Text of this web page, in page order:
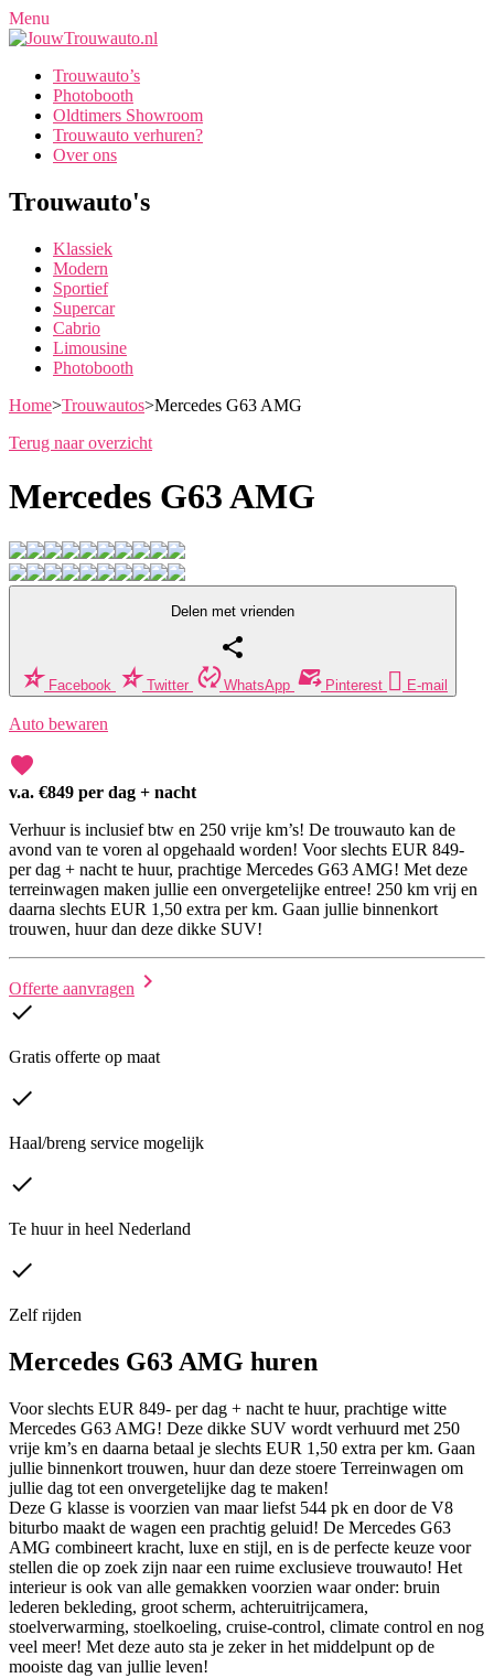
Menu
Trouwauto’s
Photobooth
Oldtimers Showroom
Trouwauto verhuren?
Over ons
Trouwauto's
Klassiek
Modern
Sportief
Supercar
Cabrio
Limousine
Photobooth
Home>Trouwautos>Mercedes G63 AMG
Terug naar overzicht
Mercedes G63 AMG
Delen met vrienden
share
 Facebook  Twitter  WhatsApp Pinterest  E-mail
Auto bewaren
favorite
v.a. €849 per dag + nacht
Verhuur is inclusief btw en 250 vrije km’s! De trouwauto kan de
avond van te voren al opgehaald worden! Voor slechts EUR 849-
per dag + nacht te huur, prachtige Mercedes G63 AMG! Met deze
terreinwagen maken jullie een onvergetelijke entree! 250 km vrij en
daarna slechts EUR 1,50 extra per km. Gaan jullie binnenkort
trouwen, huur dan deze dikke SUV!
Offerte aanvragen chevron_right
done
Gratis offerte op maat
done
Haal/breng service mogelijk
done
Te huur in heel Nederland
done
Zelf rijden
Mercedes G63 AMG huren
Voor slechts EUR 849- per dag + nacht te huur, prachtige witte
Mercedes G63 AMG! Deze dikke SUV wordt verhuurd met 250
vrije km’s en daarna betaal je slechts EUR 1,50 extra per km. Gaan
jullie binnenkort trouwen, huur dan deze stoere Terreinwagen om
jullie dag tot een onvergetelijke dag te maken!
Deze G klasse is voorzien van maar liefst 544 pk en door de V8
biturbo maakt de wagen een prachtig geluid! De Mercedes G63
AMG combineert kracht, luxe en stijl, en is de perfecte keuze voor
stellen die op zoek zijn naar een ruime exclusieve trouwauto! Het
interieur is ook van alle gemakken voorzien waar onder: bruin
lederen bekleding, groot scherm, achteruitrijcamera,
stoelverwarming, stoelkoeling, cruise-control, climate control en nog
veel meer! Met deze auto sta je zeker in het middelpunt op de
mooiste dag van jullie leven!